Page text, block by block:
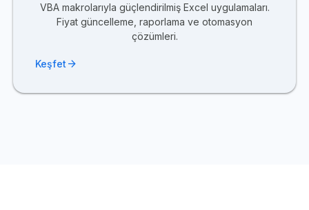
VBA makrolarıyla güçlendirilmiş Excel uygulamaları.
Fiyat güncelleme, raporlama ve otomasyon
çözümleri.
Keşfet arrow_forward